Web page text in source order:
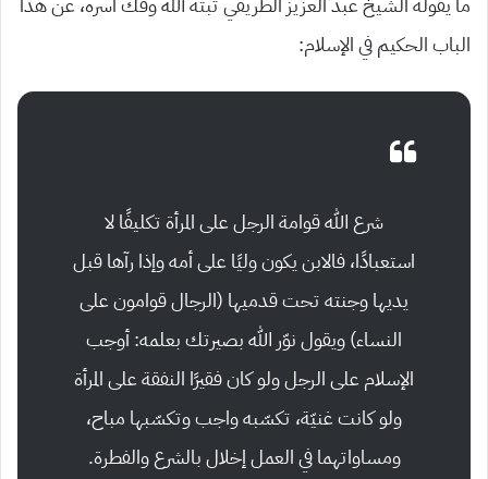
الباب الحكيم في الإسلام:
شرع الله قوامة الرجل على المرأة تكليفًا لا
استعبادًا، فالابن يكون وليًا على أمه وإذا رآها قبل
يديها وجنته تحت قدميها (الرجال قوامون على
النساء) ويقول نوّر الله بصيرتك بعلمه: أوجب
الإسلام على الرجل ولو كان فقيرًا النفقة على المرأة
ولو كانت غنيّة، تكسّبه واجب وتكسّبها مباح،
ومساواتهما في العمل إخلال بالشرع والفطرة.